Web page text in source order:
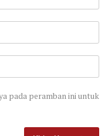
pada peramban ini untuk